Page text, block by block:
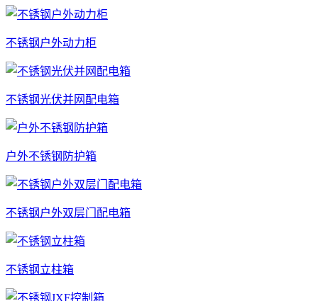
不锈钢户外动力柜
不锈钢光伏并网配电箱
户外不锈钢防护箱
不锈钢户外双层门配电箱
不锈钢立柱箱